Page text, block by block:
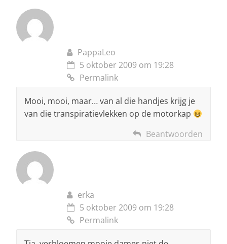
PappaLeo
5 oktober 2009 om 19:28
Permalink
Mooi, mooi, maar… van al die handjes krijg je
van die transpiratievlekken op de motorkap
Beantwoorden
erka
5 oktober 2009 om 19:28
Permalink